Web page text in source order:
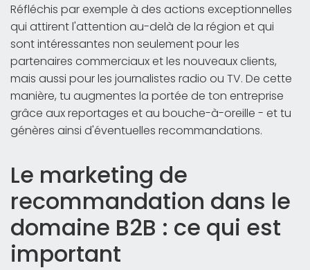
Réfléchis par exemple à des actions exceptionnelles
qui attirent l'attention au-delà de la région et qui
sont intéressantes non seulement pour les
partenaires commerciaux et les nouveaux clients,
mais aussi pour les journalistes radio ou TV. De cette
manière, tu augmentes la portée de ton entreprise
grâce aux reportages et au bouche-à-oreille - et tu
génères ainsi d'éventuelles recommandations.
Le marketing de
recommandation dans le
domaine B2B : ce qui est
important